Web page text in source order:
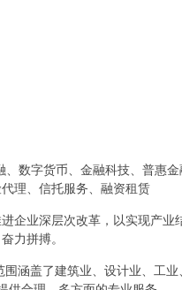
数字货币、金融科技、普惠
理、信托服务、融资租赁
企业深层次改革，以实现产业
力拼搏。
涵盖了建筑业、设计业、工